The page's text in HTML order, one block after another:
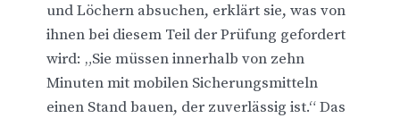
und Löchern absuchen, erklärt sie, was von
ihnen bei diesem Teil der Prüfung gefordert
wird: „Sie müssen innerhalb von zehn
Minuten mit mobilen Sicherungsmitteln
einen Stand bauen, der zuverlässig ist.“ Das